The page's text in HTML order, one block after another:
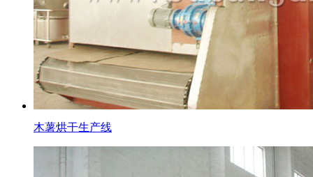
木薯烘干生产线